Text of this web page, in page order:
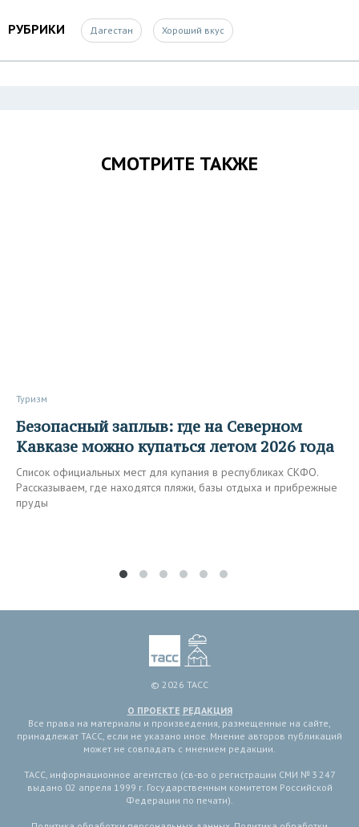
РУБРИКИ Дагестан Хороший вкус
СМОТРИТЕ ТАКЖЕ
Туризм
Безопасный заплыв: где на Северном
Кавказе можно купаться летом 2026 года
Список официальных мест для купания в республиках СКФО.
Рассказываем, где находятся пляжи, базы отдыха и прибрежные
пруды
© 2026 ТАСС
О ПРОЕКТЕ РЕДАКЦИЯ
Все права на материалы и произведения, размещенные на сайте,
принадлежат ТАСС, если не указано иное. Мнение авторов публикаций
может не совпадать с мнением редакции.
ТАСС, информационное агентство (св-во о регистрации СМИ № 3 247
выдано 02 апреля 1999 г. Государственным комитетом Российской
Федерации по печати).